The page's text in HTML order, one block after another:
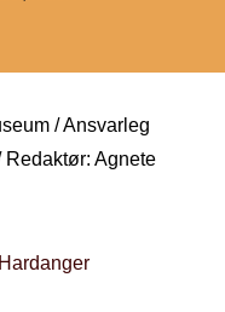
/ Ansvarleg
Agnete